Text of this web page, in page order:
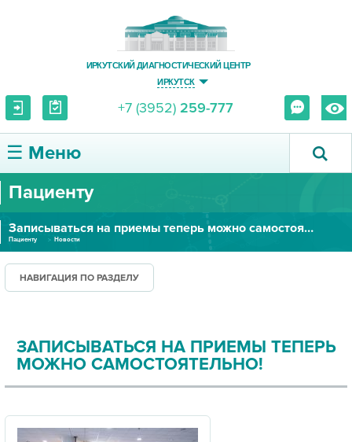
ИРКУТСКИЙ ДИАГНОСТИЧЕСКИЙ ЦЕНТР
ИРКУТСК
+7 (3952) 259-777
☰ Меню
О ЦЕНТРЕ
УСЛУГИ И ЦЕНЫ
ПАЦИЕНТУ
ПРАВОВАЯ ИНФОРМАЦИЯ
Пациенту
Записываться на приемы теперь можно самостоятельно!
Пациенту Новости
НАВИГАЦИЯ ПО РАЗДЕЛУ
ЗАПИСЫВАТЬСЯ НА ПРИЕМЫ ТЕПЕРЬ
МОЖНО САМОСТОЯТЕЛЬНО!